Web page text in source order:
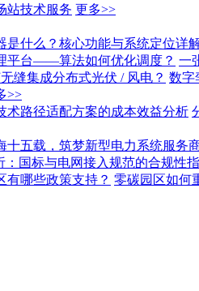
站技术服务 更多>>
是什么？核心功能与系统定位详
平台——算法如何优化调度？ 一
缝集成分布式光伏 / 风电？ 数字
>>
术路径适配方案的成本效益分析
十五载，筑梦新型电力系统服务
：国标与电网接入规范的合规性
有哪些政策支持？ 零碳园区如何